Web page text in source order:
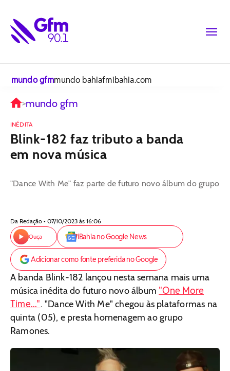
mundo gfmmundo bahiafmibahia.com
>mundo gfm
INÉDITA
Blink-182 faz tributo a banda
em nova música
"Dance With Me" faz parte de futuro novo álbum do grupo
Da Redação • 07/10/2023 às 16:06
Ouça iBahia no Google News
Adicionar como fonte preferida no Google
A banda Blink-182 lançou nesta semana mais uma
música inédita do futuro novo álbum "One More
Time...". "Dance With Me" chegou às plataformas na
quinta (05), e presta homenagem ao grupo
Ramones.